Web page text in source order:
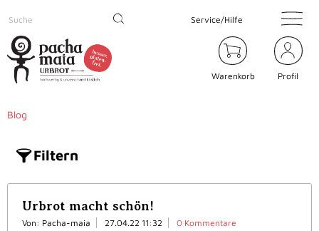
Service/Hilfe
Warenkorb Profil
Blog
Filtern
Urbrot macht schön!
Von: Pacha-maia 27.04.22 11:32 0 Kommentare